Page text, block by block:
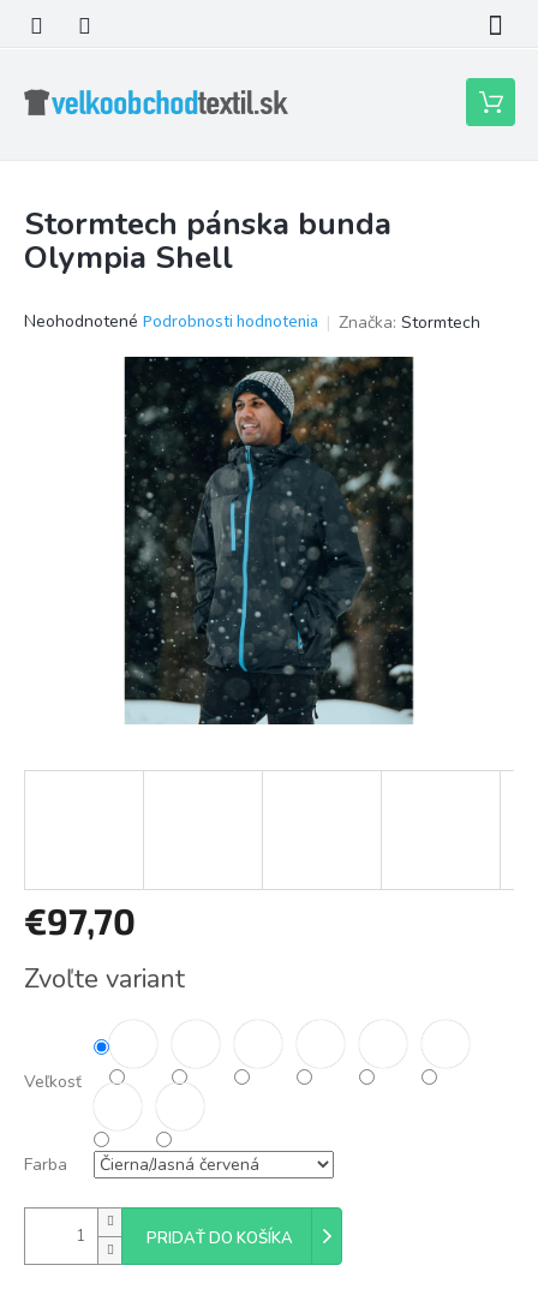
obsah
Nákupný
košík
Stormtech pánska bunda
Olympia Shell
Priemerné
Neohodnotené Podrobnosti hodnotenia Značka: Stormtech
€97,70
cena:
Zvoľte variant
Veľkosť
Farba
PRIDAŤ DO KOŠÍKA